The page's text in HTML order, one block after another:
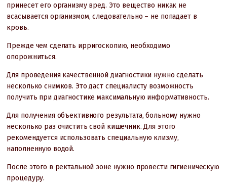
принесет его организму вред. Это вещество никак не
всасывается организмом, следовательно – не попадает в
кровь.
Прежде чем сделать ирригоскопию, необходимо
опорожниться.
Для проведения качественной диагностики нужно сделать
несколько снимков. Это даст специалисту возможность
получить при диагностике максимальную информативность.
Для получения объективного результата, больному нужно
несколько раз очистить свой кишечник. Для этого
рекомендуется использовать специальную клизму,
наполненную водой.
После этого в ректальной зоне нужно провести гигиеническую
процедуру.